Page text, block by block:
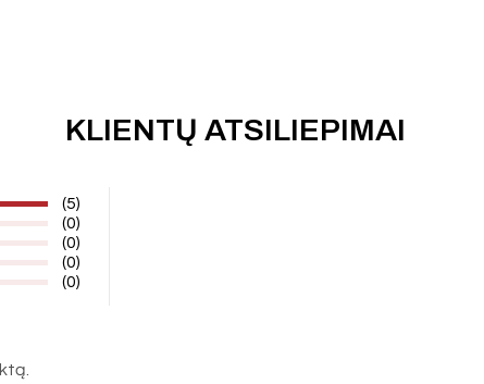
KLIENTŲ ATSILIEPIMAI
(5)
(0)
(0)
(0)
(0)